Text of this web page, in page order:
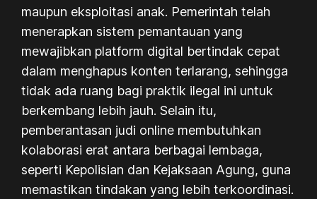
maupun eksploitasi anak. Pemerintah telah
menerapkan sistem pemantauan yang
mewajibkan platform digital bertindak cepat
dalam menghapus konten terlarang, sehingga
tidak ada ruang bagi praktik ilegal ini untuk
berkembang lebih jauh. Selain itu,
pemberantasan judi online membutuhkan
kolaborasi erat antara berbagai lembaga,
seperti Kepolisian dan Kejaksaan Agung, guna
memastikan tindakan yang lebih terkoordinasi.